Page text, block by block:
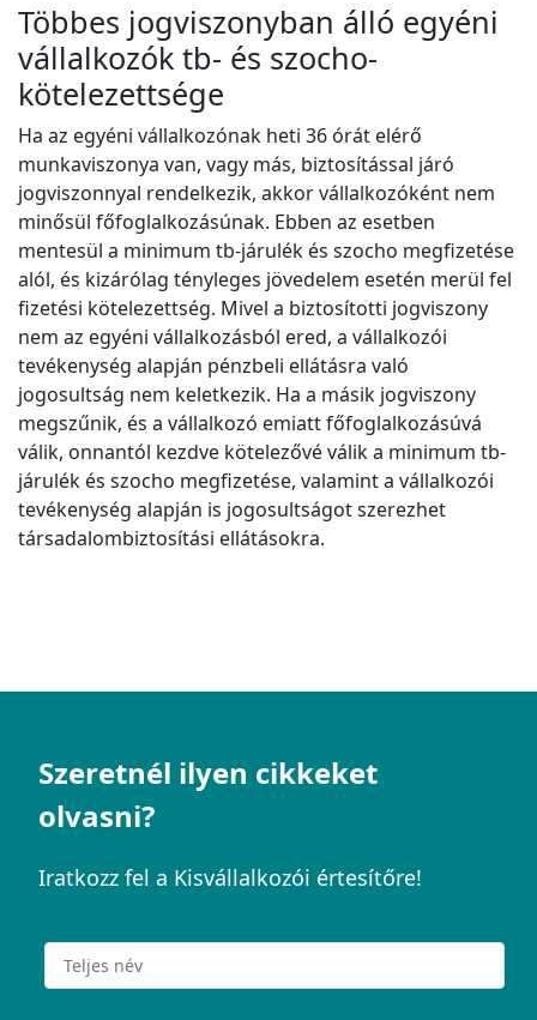
Többes jogviszonyban álló egyéni
vállalkozók tb- és szocho-
kötelezettsége
Ha az egyéni vállalkozónak heti 36 órát elérő
munkaviszonya van, vagy más, biztosítással járó
jogviszonnyal rendelkezik, akkor vállalkozóként nem
minősül főfoglalkozásúnak. Ebben az esetben
mentesül a minimum tb-járulék és szocho megfizetése
alól, és kizárólag tényleges jövedelem esetén merül fel
fizetési kötelezettség. Mivel a biztosítotti jogviszony
nem az egyéni vállalkozásból ered, a vállalkozói
tevékenység alapján pénzbeli ellátásra való
jogosultság nem keletkezik. Ha a másik jogviszony
megszűnik, és a vállalkozó emiatt főfoglalkozásúvá
válik, onnantól kezdve kötelezővé válik a minimum tb-
járulék és szocho megfizetése, valamint a vállalkozói
tevékenység alapján is jogosultságot szerezhet
társadalombiztosítási ellátásokra.
Szeretnél ilyen cikkeket
olvasni?
Iratkozz fel a Kisvállalkozói értesítőre!